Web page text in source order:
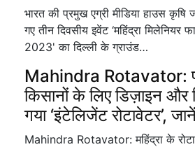
भारत की प्रमुख एग्री मीडिया हाउस कृषि
गए तीन दिवसीय इवेंट ‘महिंद्रा मिलेनियर
2023' का दिल्ली के ग्राउंड…
Mahindra Rotavator:
किसानों के लिए डिज़ाइन और
गया ‘इंटेलिजेंट रोटावेटर’,
Mahindra Rotavator: महिंद्रा के